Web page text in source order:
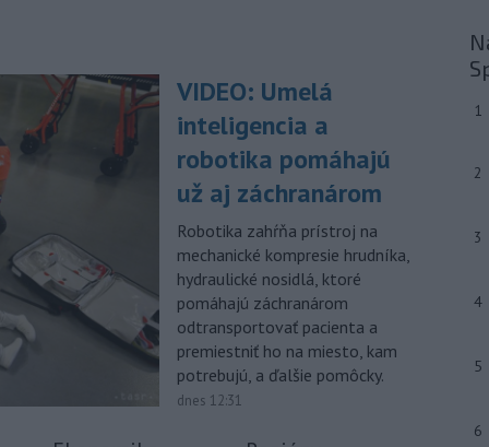
20:08 - Ruská dezinformačná
kampaň sa vo Francúzsku zamerala
na ďalšieho
kandidáta, bývalého
centristického premiéra Attala. Ako
informovala agentúra AFP, odhalil ju
mierou istoty“ pripísal proruskej
dezinformačnej sieti s názvom
Matrioška.
20:02 - Na jednokoľajovom
železničnom priecestí v Lozorne
došlo v stredupodvečer k zrážke
nákladného vlaku s osobným
VIDEO: Umelá
inteligencia a
robotika pomáhajú
už aj záchranárom
Robotika zahŕňa prístroj na
mechanické kompresie hrudníka,
hydraulické nosidlá, ktoré
pomáhajú záchranárom
odtransportovať pacienta a
premiestniť ho na miesto, kam
potrebujú, a ďalšie pomôcky.
dnes 12:31
1
2
3
4
5
6